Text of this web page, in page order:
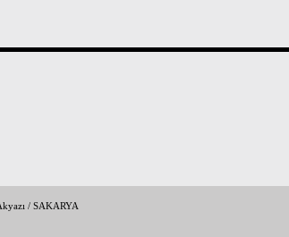
/ SAKARYA